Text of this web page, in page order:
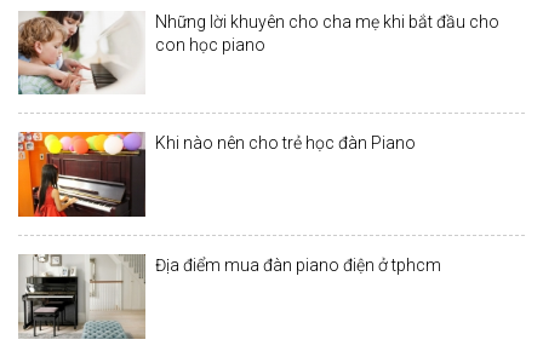
Những lời khuyên cho cha mẹ khi bắt đầu cho
con học piano
Khi nào nên cho trẻ học đàn Piano
Địa điểm mua đàn piano điện ở tphcm